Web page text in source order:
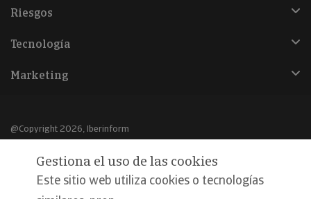
Riesgos
Tecnología
Marketing
@Copyright 2026, Iberinform
Aviso legal
Política de cookies
Gestiona el uso de las cookies
Este sitio web utiliza cookies o tecnologías